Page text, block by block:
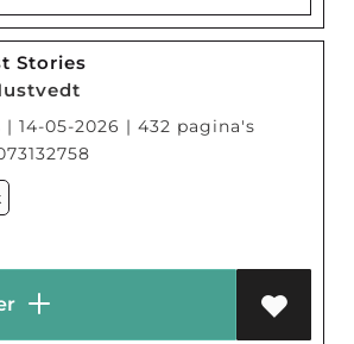
Stories
| 14-05-2026 | 432 pagina's